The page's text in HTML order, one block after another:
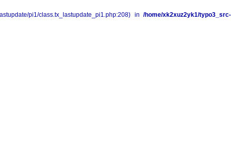
pi1/class.tx_lastupdate_pi1.php:208) in /home/xk2xuz2yk1/typo3_src-